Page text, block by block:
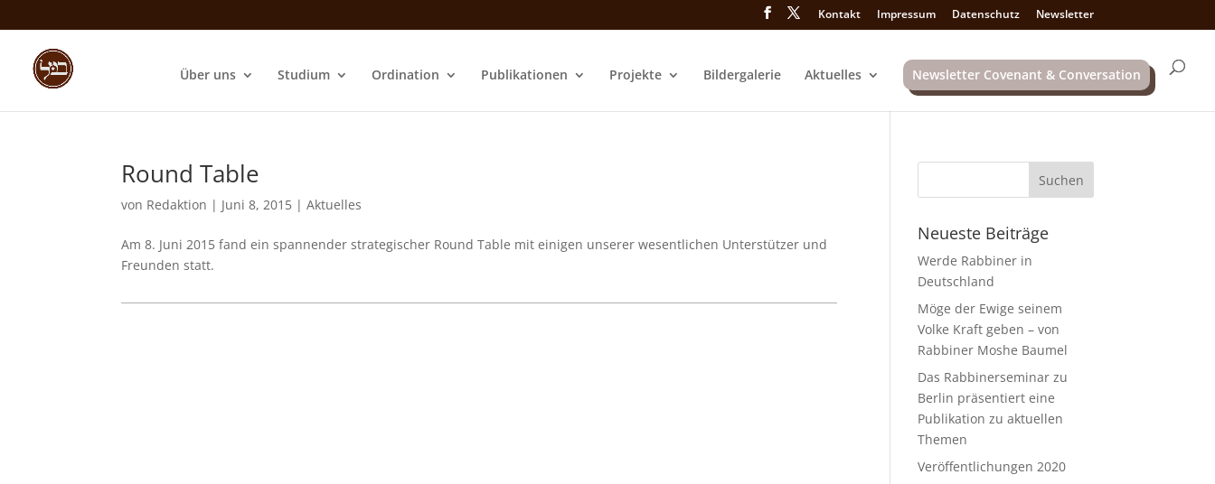
Kontakt Impressum Datenschutz Newsletter
Über uns Studium Ordination Publikationen Projekte Bildergalerie Aktuelles Newsletter Covenant & Conversation
Round Table
von Redaktion | Juni 8, 2015 |Aktuelles
Am 8. Juni 2015 fand ein spannender strategischer Round Table mit einigen unserer wesentlichen Unterstützer und
Freunden statt.
Neueste Beiträge
Werde Rabbiner in
Deutschland
Möge der Ewige seinem
Volke Kraft geben – von
Rabbiner Moshe Baumel
Das Rabbinerseminar zu
Berlin präsentiert eine
Publikation zu aktuellen
Themen
Veröffentlichungen 2020